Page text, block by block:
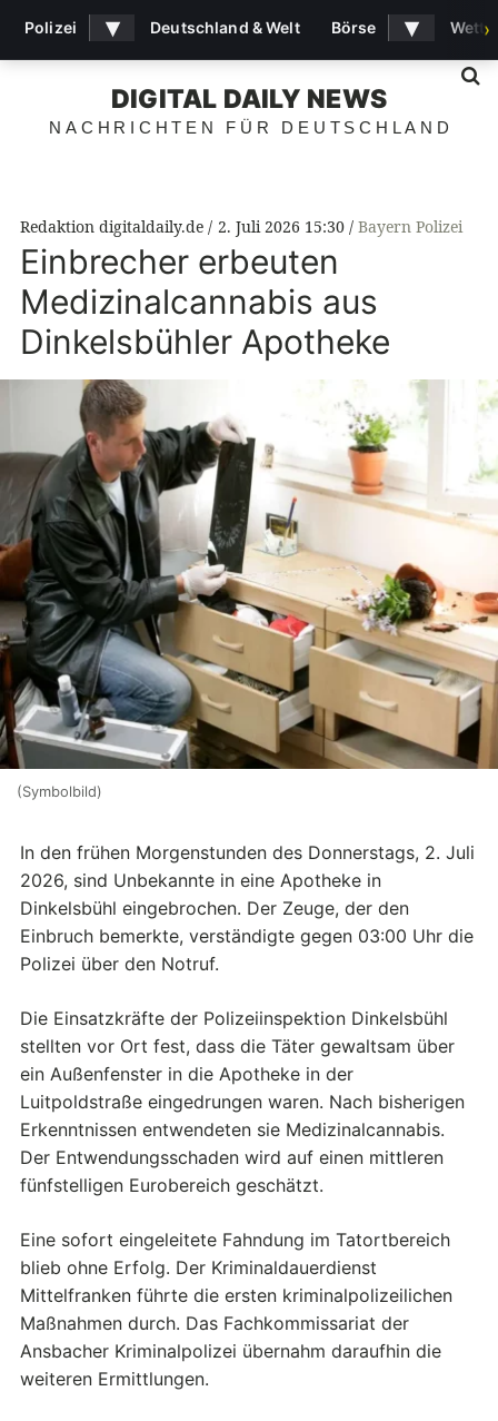
DIGITAL DAILY NEWS
NACHRICHTEN FÜR DEUTSCHLAND
Redaktion digitaldaily.de 2. Juli 2026 15:30 Bayern Polizei
Einbrecher erbeuten
Medizinalcannabis aus
Dinkelsbühler Apotheke
(Symbolbild)
In den frühen Morgenstunden des Donnerstags, 2. Juli
2026, sind Unbekannte in eine Apotheke in
Dinkelsbühl eingebrochen. Der Zeuge, der den
Einbruch bemerkte, verständigte gegen 03:00 Uhr die
Polizei über den Notruf.
Die Einsatzkräfte der Polizeiinspektion Dinkelsbühl
stellten vor Ort fest, dass die Täter gewaltsam über
ein Außenfenster in die Apotheke in der
Luitpoldstraße eingedrungen waren. Nach bisherigen
Erkenntnissen entwendeten sie Medizinalcannabis.
Der Entwendungsschaden wird auf einen mittleren
fünfstelligen Eurobereich geschätzt.
Eine sofort eingeleitete Fahndung im Tatortbereich
blieb ohne Erfolg. Der Kriminaldauerdienst
Mittelfranken führte die ersten kriminalpolizeilichen
Maßnahmen durch. Das Fachkommissariat der
Ansbacher Kriminalpolizei übernahm daraufhin die
weiteren Ermittlungen.
Polizei ▾ Deutschland & Welt Börse ▾ ›